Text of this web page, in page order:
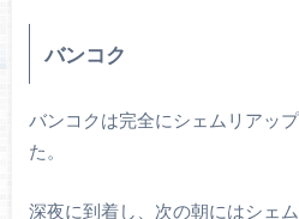
バンコク
バンコクは完全にシェムリアッ
た。
深夜に到着し、次の朝にはシェ